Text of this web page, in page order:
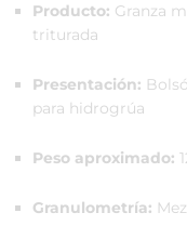
Producto: Granza
triturada
Presentación:
para hidrogrúa
Peso aproximado:
Granulometría: